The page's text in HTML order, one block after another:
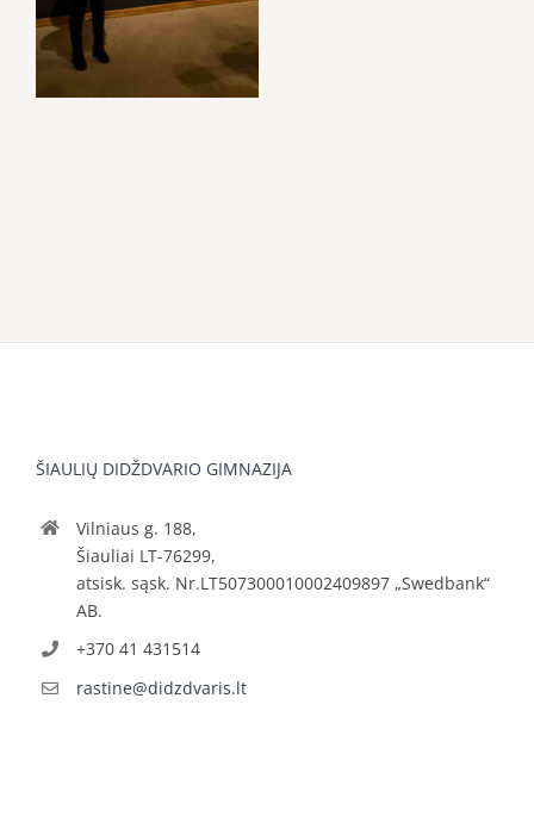
ŠIAULIŲ DIDŽDVARIO GIMNAZIJA
Vilniaus g. 188,
Šiauliai LT-76299,
atsisk. sąsk. Nr.LT507300010002409897 „Swedbank“
AB.
+370 41 431514
rastine@didzdvaris.lt